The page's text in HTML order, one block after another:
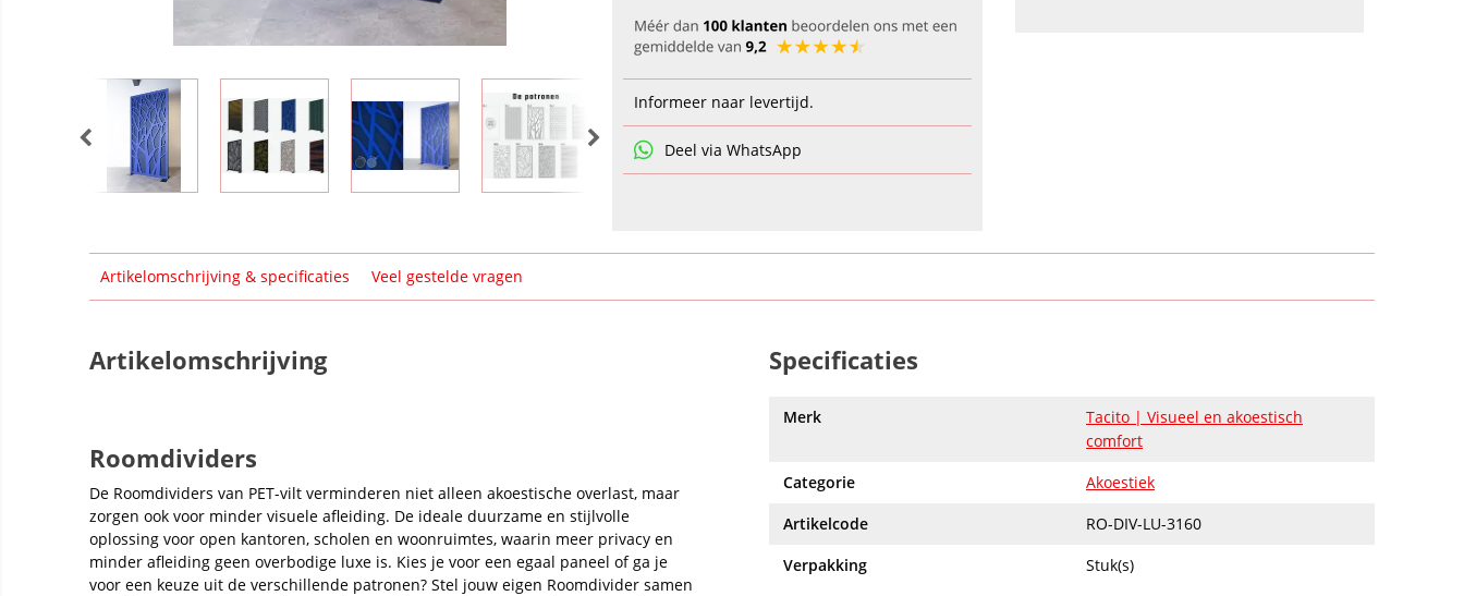
Informeer naar levertijd.
Deel via WhatsApp
Artikelomschrijving & specificaties Veel gestelde vragen
Artikelomschrijving
Roomdividers
De Roomdividers van PET-vilt verminderen niet alleen akoestische overlast, maar
zorgen ook voor minder visuele afleiding. De ideale duurzame en stijlvolle
oplossing voor open kantoren, scholen en woonruimtes, waarin meer privacy en
minder afleiding geen overbodige luxe is. Kies je voor een egaal paneel of ga je
voor een keuze uit de verschillende patronen? Stel jouw eigen Roomdivider samen
Specificaties
Merk
Tacito | Visueel en akoestisch
comfort
Categorie
Akoestiek
Artikelcode
RO-DIV-LU-3160
Verpakking
Stuk(s)